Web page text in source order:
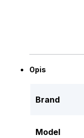
Opis
Brand
Model